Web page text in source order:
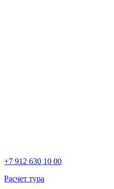
+7 912 630 10 00
Расчет тура